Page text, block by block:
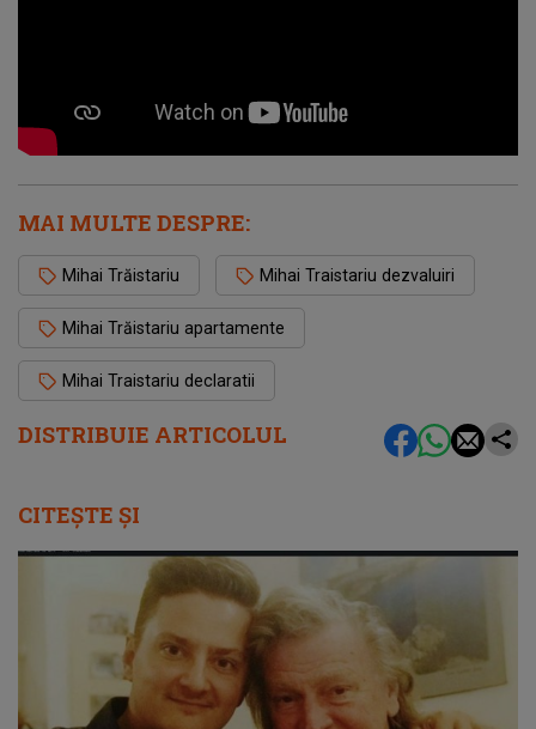
DISTRIBUIE ARTICOLUL
MAI MULTE DESPRE:
Mihai Trăistariu Mihai Traistariu dezvaluiri
Mihai Trăistariu apartamente
Mihai Traistariu declaratii
CITEȘTE ȘI